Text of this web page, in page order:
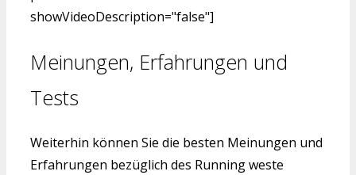
showVideoDescription="false"]
Meinungen, Erfahrungen und
Tests
Weiterhin können Sie die besten Meinungen und
Erfahrungen bezüglich des Running weste